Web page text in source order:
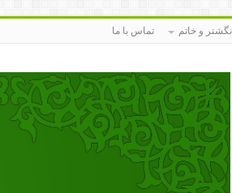
انگشتر و خاتم تماس با ما